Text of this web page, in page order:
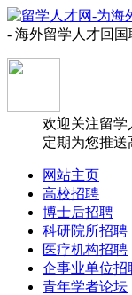
- 海外留学人才回国
欢迎关注留学
定期为您推
网站主页
高校招聘
博士后招聘
科研院所招聘
医疗机构招聘
企事业单位招
青年学者论坛